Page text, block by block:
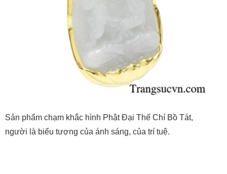
Sản phẩm chạm khắc hình Phật Đại Thế Chí Bồ Tát,
người là biểu tượng của ánh sáng, của trí tuệ.